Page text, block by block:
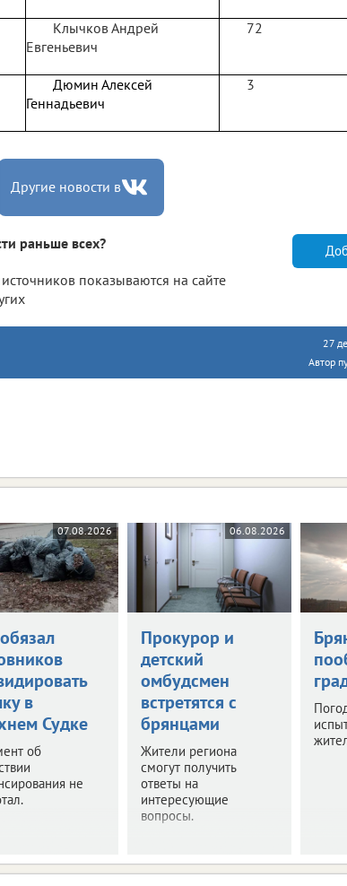
Клычков Андрей
Евгеньевич
72
Дюмин Алексей
Геннадьевич
3
Другие новости в
раньше всех?
показываются на сайте
27
Автор
07.08.2026
в
Судке
об
не
06.08.2026
Прокурор и
детский
омбудсмен
встретятся с
брянцами
Жители региона
смогут получить
ответы на
интересующие
вопросы.